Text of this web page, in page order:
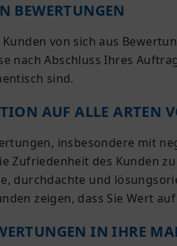
BEWERTUNGEN
von sich aus
nach Abschluss Ihres
sind.
AUF ALLE ARTEN
insbesondere mit
Zufriedenheit des Kunden
durchdachte und
zeigen, dass Sie Wert
IN IHRE